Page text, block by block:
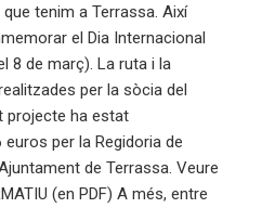
tenim a Terrassa. Així
el Dia Internacional
8 de març). La ruta i la
per la sòcia del
projecte ha estat
per la Regidoria de
de Terrassa. Veure
(en PDF) A més, entre